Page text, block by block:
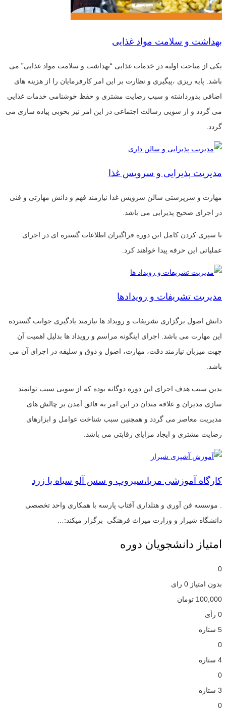
بهداشت و سلامت مواد غذایی
یکی از مباحث اولیه در خدمات غذایی “بهداشت و سلامت مواد غذایی” می
باشد. پایه ریزی ،پیگیری و نظارت بر این امر کارفرمایان را از هزینه های
اضافی بدورداشته و سبب رضایت مشتری و حفظ خوشنامی خدمات غذایی
می گردد و از سویی رسالت اجتماعی در این امر نیز بخوبی پیاده سازی می
گردد.
مدیریت پذیرایی و سرویس غذا
مهارت و سرپرستی سالن سرویس غذا نیازمند فهم و دانش مهارتی و فنی
در اجرای صحیح پذیرایی می باشد.
با سپری کردن کامل این دوره فراگیران اطلاعات گستره ای در اجرای
عملیاتی این حرفه پیدا خواهند کرد.
مدیریت تشریفات و رویدادها
دانش اصول برگزاری تشریفات و رویداد ها نیازمند یادگیری جوانب گسترده
این مهارت می باشد. اجرای اینگونه مراسم و رویداد ها بدلیل اهمیت آن
جهت میزبان نیازمند دقت، مهارت، اصول و ذوق و سلیقه در اجرای آن می
باشد.
بدین سبب هدف اجرای این دوره دوگانه بوده که از سویی سبب توانمند
سازی مدیران و علاقه مندان در این امر به فائق آمدن بر چالش های
مدیریت معاصر می گردد و همچنین سبب شناخت عوامل و ابزارهای
رضایت مشتری و ایجاد مزایای رقابتی می باشد.
کارگاه آموزشی مربا،سیروپ و سس آلو سیاه یا زرد
. موسسه فن آوری و هتلداری آفتاب پارسه با همکاری واحد تخصصی
دانشگاه شیراز و وزارت میراث فرهنگی برگزار میکند:…
امتیاز دانشجویان دوره
0
بدون امتیاز 0 رای
100,000 تومان
0 رأی
5 ستاره
0
4 ستاره
0
3 ستاره
0